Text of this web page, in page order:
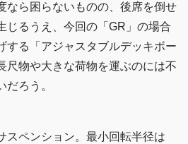
なら困らないものの、後席を倒せ
じるうえ、今回の「GR」の場合
する「アジャスタブルデッキボー
尺物や大きな荷物を運ぶのには不
だろう。
スペンション。最小回転半径は